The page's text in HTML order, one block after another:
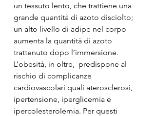
un tessuto lento, che trattiene una
grande quantità di azoto disciolto;
un alto livello di adipe nel corpo
aumenta la quantità di azoto
trattenuto dopo l’immersione.
L’obesità, in oltre,  predispone al
rischio di complicanze
cardiovascolari quali aterosclerosi,
ipertensione, iperglicemia e
ipercolesterolemia. Per questi